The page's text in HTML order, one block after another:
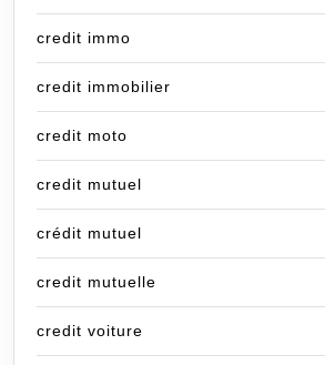
credit immo
credit immobilier
credit moto
credit mutuel
crédit mutuel
credit mutuelle
credit voiture